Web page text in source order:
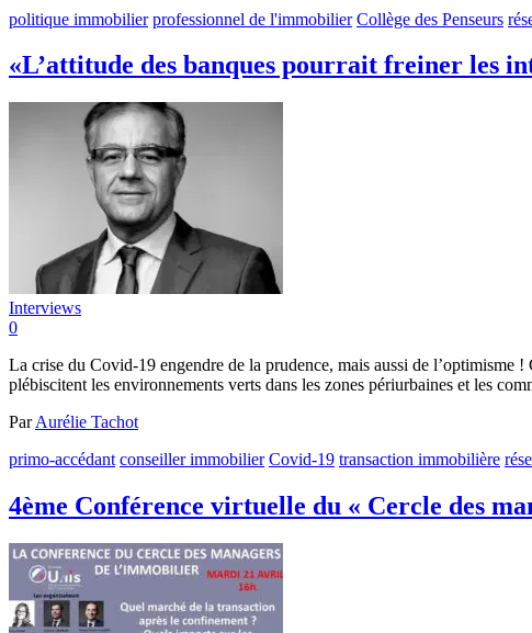
politique immobilier professionnel de l'immobilier Collège des Penseurs
«L’attitude des banques pourrait freiner les
Interviews
0
La crise du Covid-19 engendre de la prudence, mais aussi de l’optimisme
plébiscitent les environnements verts dans les zones périurbaines et les
ParAurélie Tachot
primo-accédant conseiller immobilier Covid-19 transaction immobilière
4ème Conférence virtuelle du « Cercle des